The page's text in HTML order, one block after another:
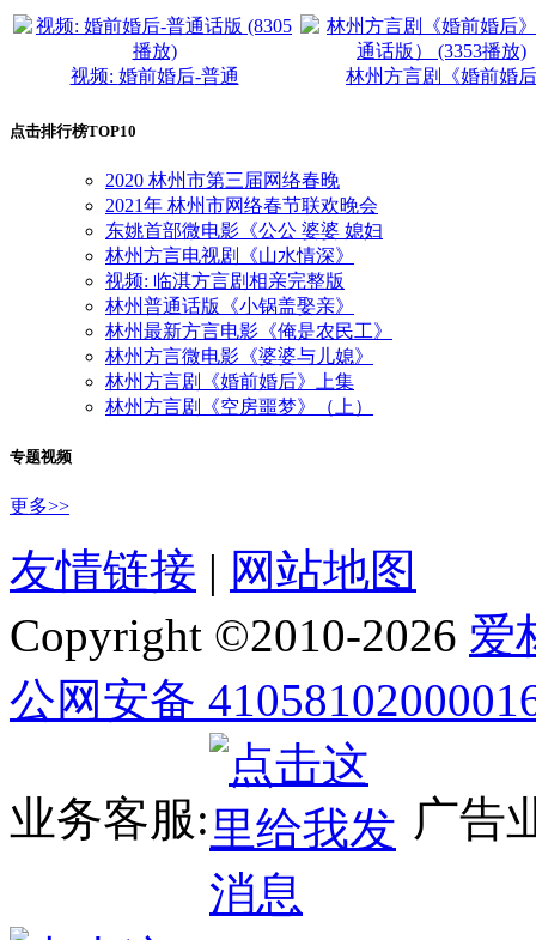
视频: 婚前婚后-普通 林州方言剧《婚前婚后
点击排行榜TOP10
2020 林州市第三届网络春晚
2021年 林州市网络春节联欢晚会
东姚首部微电影《公公 婆婆 媳妇
林州方言电视剧《山水情深》
视频: 临淇方言剧相亲完整版
林州普通话版《小锅盖娶亲》
林州最新方言电影《俺是农民工》
林州方言微电影《婆婆与儿媳》
林州方言剧《婚前婚后》上集
林州方言剧《空房噩梦》（上）
专题视频
更多>>
友情链接 | 网站地图
Copyright ©2010-2026 爱
公网安备
业务客服: 广告